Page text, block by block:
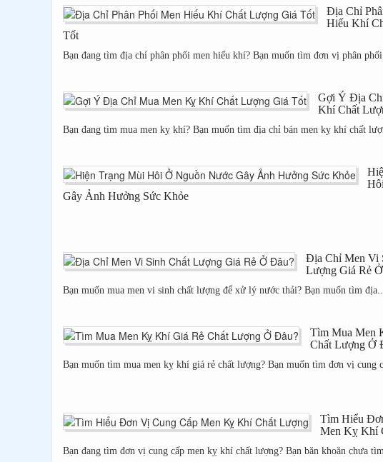
Địa Chỉ
Hiếu Khí
Tốt
Bạn đang tìm địa chỉ phân phối men hiếu khí? Bạn muốn tìm đơn vị phân
Gợi Ý Địa
Khí Chất
Bạn đang tìm mua men kỵ khí? Bạn muốn tìm địa chỉ bán men kỵ khí chất
Gây Ảnh Hưởng Sức Khỏe
Địa Chỉ Men Vi
Lượng Giá Rẻ
Bạn muốn mua men vi sinh chất lượng để xử lý nước thải? Bạn muốn tìm địa...
Tìm Mua Men
Chất Lượng Ở
Bạn muốn tìm mua men kỵ khí giá rẻ chất lượng? Bạn muốn tìm đơn vị cung
Tìm Hiểu
Men Kỵ Khí
Bạn đang tìm đơn vị cung cấp men kỵ khí chất lượng? Bạn băn khoăn chưa tìm